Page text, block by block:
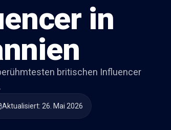
in
britischen Influencer
Aktualisiert: 26. Mai 2026